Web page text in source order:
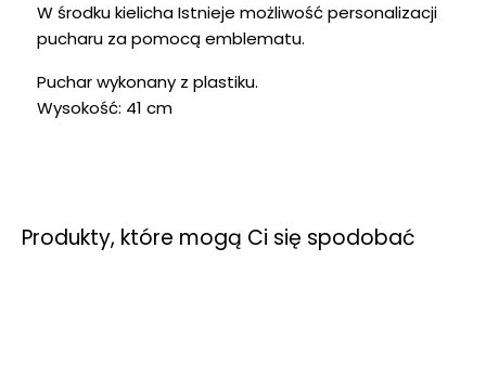
W środku kielicha Istnieje możliwość personalizacji
pucharu za pomocą emblematu.
Puchar wykonany z plastiku.
Wysokość: 41 cm
Produkty, które mogą Ci się spodobać